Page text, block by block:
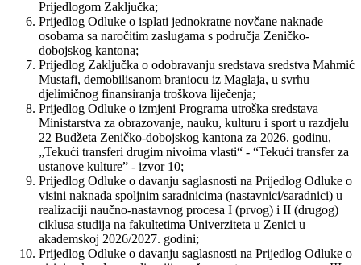
Prijedlogom Zaključka;
Prijedlog Odluke o isplati jednokratne novčane naknade
osobama sa naročitim zaslugama s područja Zeničko-
dobojskog kantona;
Prijedlog Zaključka o odobravanju sredstava sredstva Mahmić
Mustafi, demobilisanom braniocu iz Maglaja, u svrhu
djelimičnog finansiranja troškova liječenja;
Prijedlog Odluke o izmjeni Programa utroška sredstava
Ministarstva za obrazovanje, nauku, kulturu i sport u razdjelu
22 Budžeta Zeničko-dobojskog kantona za 2026. godinu,
„Tekući transferi drugim nivoima vlasti“ - “Tekući transfer za
ustanove kulture” - izvor 10;
Prijedlog Odluke o davanju saglasnosti na Prijedlog Odluke o
visini naknada spoljnim saradnicima (nastavnici/saradnici) u
realizaciji naučno-nastavnog procesa I (prvog) i II (drugog)
ciklusa studija na fakultetima Univerziteta u Zenici u
akademskoj 2026/2027. godini;
Prijedlog Odluke o davanju saglasnosti na Prijedlog Odluke o